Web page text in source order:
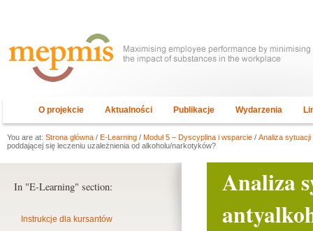
O projekcie Aktualności Publikacje Wydarzenia
You are at: Strona główna / E-Learning / Moduł 5 – Dyscyplina i wsparcie / Analiza sytuacji
poddającej się leczeniu uzależnienia od alkoholu/narkotyków?
Analiza
In "E-Learning" section:
Instrukcje dla kursantów